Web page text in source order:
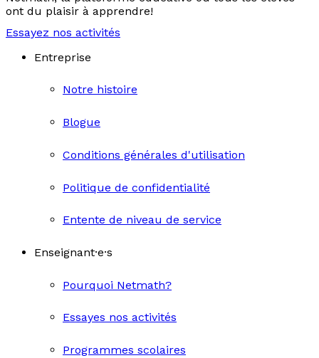
ont du plaisir à apprendre!
Essayez nos activités
Entreprise
Notre histoire
Blogue
Conditions générales d'utilisation
Politique de confidentialité
Entente de niveau de service
Enseignant·e·s
Pourquoi Netmath?
Essayes nos activités
Programmes scolaires